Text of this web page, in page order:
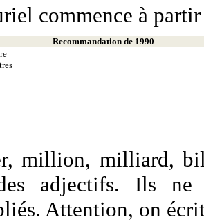
commence à
Recommandation de 1990
million, milliard,
adjectifs. Ils ne
Attention, on